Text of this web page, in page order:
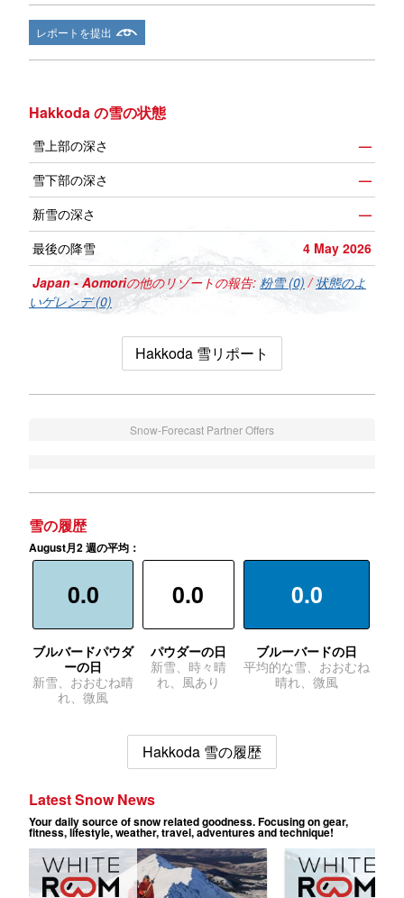
レポートを提出
Hakkoda の雪の状態
雪上部の深さ
—
雪下部の深さ
—
新雪の深さ
—
最後の降雪
4 May 2026
Japan - Aomoriの他のリゾートの報告: 粉雪 (0) /状態のよ
いゲレンデ (0)
Hakkoda 雪リポート
Snow-Forecast Partner Offers
雪の履歴
August月2 週の平均：
0.0
ブルバードパウダ
ーの日
新雪、おおむね晴
れ、微風
0.0
パウダーの日
新雪、時々晴
れ、風あり
0.0
ブルーバードの日
平均的な雪、おおむね
晴れ、微風
Hakkoda 雪の履歴